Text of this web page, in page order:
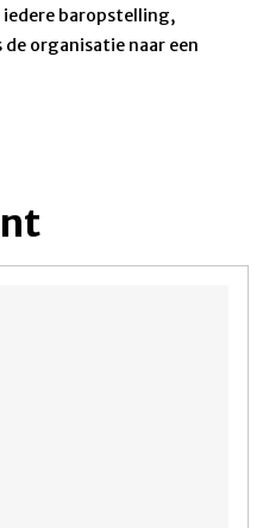
baropstelling,
de organisatie naar een